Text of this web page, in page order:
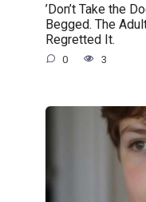
’Don’t Take the
Begged. The
Regretted It.
0 3